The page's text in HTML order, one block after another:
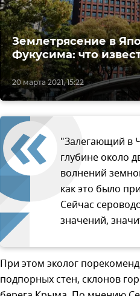
20 марта 2021, 15:22
Землетрясение в
Фукусима: что
"Залегающий в
глубине около
волнений
как это было
Сейчас
значений,
При этом эколог
подпорных стен, склонов